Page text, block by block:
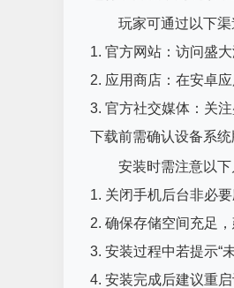
玩家可通过以下渠
1. 官方网站：访问盛
2. 应用商店：在安卓
3. 官方社交媒体：关
下载前需确认设备系
安装时需注意以下
1. 关闭手机后台非必
2. 确保存储空间充足
3. 安装过程中若提示“
4. 安装完成后建议重